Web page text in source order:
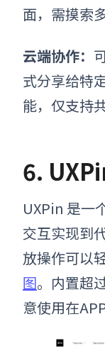
面，需摸索
云端协作：
式分享给特
能，仅支持
6.
UXPin 是一
交互实现到
放操作可以
图。内置超
意使用在